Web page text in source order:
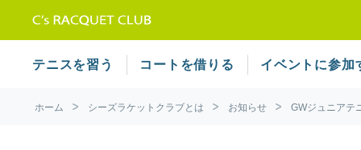
テニスを習う コートを借りる イベントに参加
ホーム シーズラケットクラブとは お知らせ GWジュニアテ